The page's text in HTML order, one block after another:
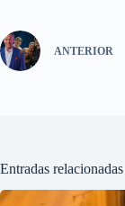
ANTERIOR
Entradas relacionadas